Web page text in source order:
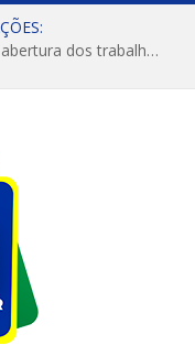
Câmara Municipal de Alenquer realiza abertura dos trabalhos do 4º Período Legislativo